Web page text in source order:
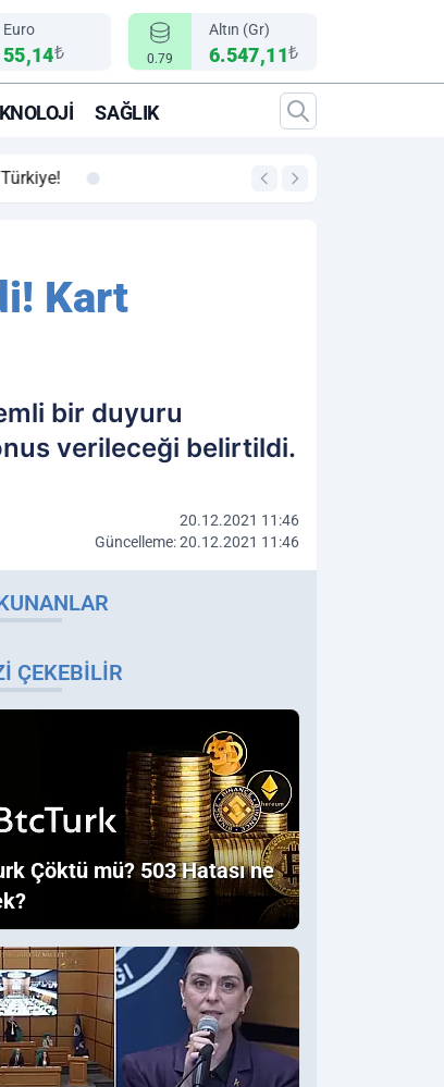
Euro
55,14₺ 0.79
Altın (Gr)
6.547,11₺
SAĞLIK
00:12
Kart
bir duyuru
verileceği belirtildi.
20.12.2021 11:46
Güncelleme: 20.12.2021 11:46
ÇEKEBILIR
Çöktü mü? 503 Hatası ne